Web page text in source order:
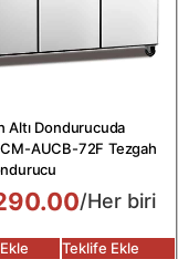
Altı Dondurucuda
AUCB-72F Tezgah
/Her biri
Teklife Ekle